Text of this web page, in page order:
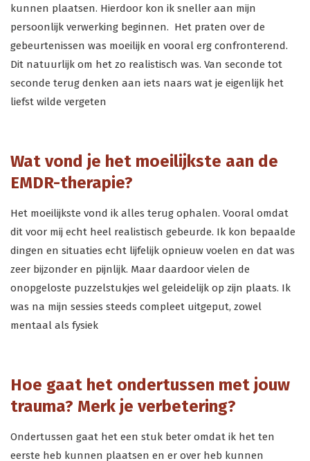
kunnen plaatsen. Hierdoor kon ik sneller aan mijn
persoonlijk verwerking beginnen. Het praten over de
gebeurtenissen was moeilijk en vooral erg confronterend.
Dit natuurlijk om het zo realistisch was. Van seconde tot
seconde terug denken aan iets naars wat je eigenlijk het
liefst wilde vergeten
Wat vond je het moeilijkste aan de
EMDR-therapie?
Het moeilijkste vond ik alles terug ophalen. Vooral omdat
dit voor mij echt heel realistisch gebeurde. Ik kon bepaalde
dingen en situaties echt lijfelijk opnieuw voelen en dat was
zeer bijzonder en pijnlijk. Maar daardoor vielen de
onopgeloste puzzelstukjes wel geleidelijk op zijn plaats. Ik
was na mijn sessies steeds compleet uitgeput, zowel
mentaal als fysiek
Hoe gaat het ondertussen met jouw
trauma? Merk je verbetering?
Ondertussen gaat het een stuk beter omdat ik het ten
eerste heb kunnen plaatsen en er over heb kunnen